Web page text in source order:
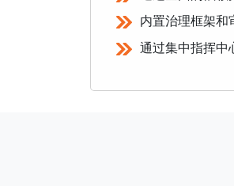
内置治理框架和
通过集中指挥中